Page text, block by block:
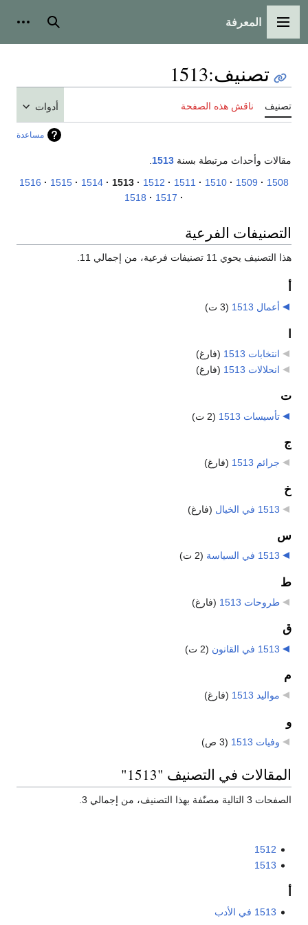
القائمة الرئيسية
المعرفة بحث
تصنيف:
1513
تصنيف ناقش هذه الصفحة أدوات
مساعدة
مقالات وأحداث مرتبطة بسنة 1513
1508
1509
1510
1511
1512
1513
1514
1515
1516
1517
1518
التصنيفات الفرعية
هذا التصنيف يحوي 11 تصنيفات فرعية، من إجمالي 11.
أعمال 1513 (3 ت)
انتخابات 1513
(فارغ)
انحلالات 1513
(فارغ)
ت
تأسيسات 1513 (2 ت)
ج
جرائم 1513 (فارغ)
خ
1513 في الخيال (فارغ)
س
1513 في السياسة (2 ت)
ط
طروحات 1513 (فارغ)
ق
1513 في القانون (2 ت)
م
مواليد 1513 (فارغ)
و
وفيات 1513 (3 ص)
المقالات في التصنيف "1513"
الصفحات 3 التالية مصنّفة بهذا التصنيف، من إجمالي 3.
1512
1513
1513 في الأدب